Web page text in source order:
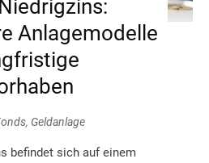
Anlagemodelle
, Geldanlage
befindet sich auf einem